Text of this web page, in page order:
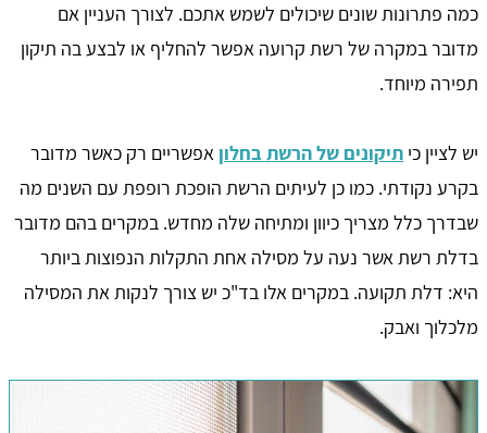
כמה פתרונות שונים שיכולים לשמש אתכם. לצורך העניין אם
מדובר במקרה של רשת קרועה אפשר להחליף או לבצע בה תיקון
תפירה מיוחד.
יש לציין כי תיקונים של הרשת בחלון אפשריים רק כאשר מדובר
בקרע נקודתי. כמו כן לעיתים הרשת הופכת רופפת עם השנים מה
שבדרך כלל מצריך כיוון ומתיחה שלה מחדש. במקרים בהם מדובר
בדלת רשת אשר נעה על מסילה אחת התקלות הנפוצות ביותר
היא: דלת תקועה. במקרים אלו בד"כ יש צורך לנקות את המסילה
מלכלוך ואבק.